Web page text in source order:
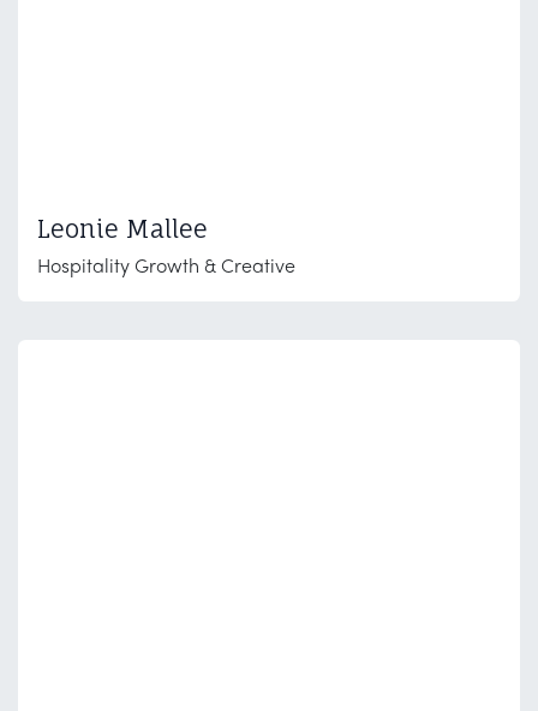
Leonie Mallee
Hospitality Growth & Creative